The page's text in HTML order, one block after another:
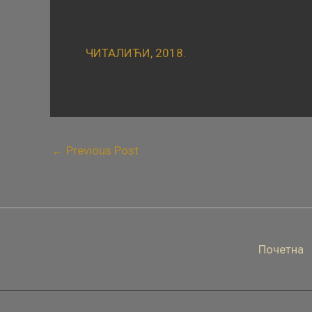
ЧИТАЛИЋИ, 2018.
← Previous Post
Почетна